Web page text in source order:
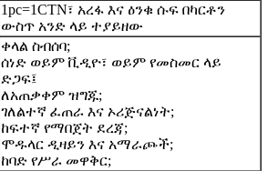
1pc=1CTN፣ አረፋ እና ዕንቁ ሱፍ በካርቶን
ውስጥ አንድ ላይ ተያይዘው
ቀላል ስብሰባ;
ሰነድ ወይም ቪዲዮ፣ ወይም የመስመር ላይ
ድጋፍ፤
ለአጠቃቀም ዝግጁ;
ገለልተኛ ፈጠራ እና ኦሪጅናልነት;
ከፍተኛ የማበጀት ደረጃ;
ሞዱላር ዲዛይን እና አማራጮች;
ከባድ የሥራ መዋቅር;